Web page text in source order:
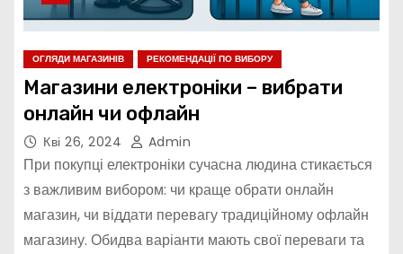
ОГЛЯДИ МАГАЗИНІВ РЕКОМЕНДАЦІЇ ПО ВИБОРУ
Магазини електроніки – вибрати
онлайн чи офлайн
Кві 26, 2024 Admin
При покупці електроніки сучасна людина стикається
з важливим вибором: чи краще обрати онлайн
магазин, чи віддати перевагу традиційному офлайн
магазину. Обидва варіанти мають свої переваги та